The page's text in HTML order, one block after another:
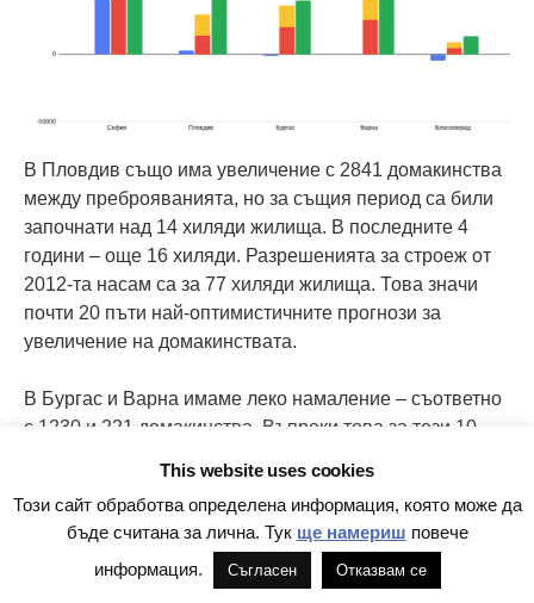
В Пловдив също има увеличение с 2841 домакинства
между преброяванията, но за същия период са били
започнати над 14 хиляди жилища. В последните 4
години – още 16 хиляди. Разрешенията за строеж от
2012-та насам са за 77 хиляди жилища. Това значи
почти 20 пъти най-оптимистичните прогнози за
увеличение на домакинствата.
В Бургас и Варна имаме леко намаление – съответно
с 1230 и 221 домакинства. Въпреки това за тези 10
следващите 4. Разрешенията за строеж в последните
14 г. са за 40 хиляди жилища в Бургас и 51 хиляди във
Варна при намаляващ брой домакинства. Предвид, че
This website uses cookies
Този сайт обработва определена информация, която може да
бъде считана за лична. Тук ще намериш повече
информация.
Съгласен Отказвам се